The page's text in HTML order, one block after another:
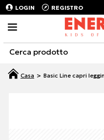
LOGIN REGISTRO
Basic Line capri